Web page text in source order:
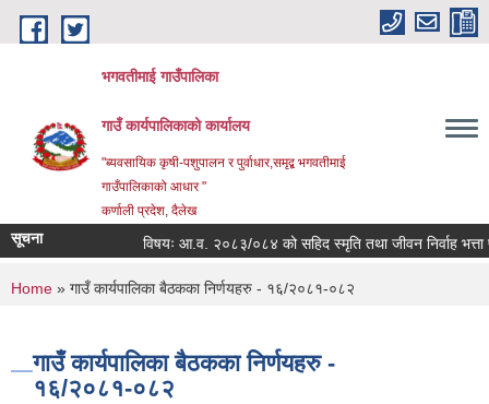
Skip to main content
भगवतीमाई गाउँपालिका
गाउँ कार्यपालिकाको कार्यालय
"ब्यवसायिक कृषी-पशुपालन र पुर्वाधार,समृद्ब भगवतीमाई
गाउँपालिकाको आधार "
कर्णाली प्रदेश, दैलेख
सूचना विषयः आ.व. २०८३/०८४ को सहिद स्मृति तथा जीवन निर्वाह भत्ता
You are here
Home » गाउँ कार्यपालिका बैठकका निर्णयहरु - १६/२०८१-०८२
गाउँ कार्यपालिका बैठकका निर्णयहरु -
१६/२०८१-०८२